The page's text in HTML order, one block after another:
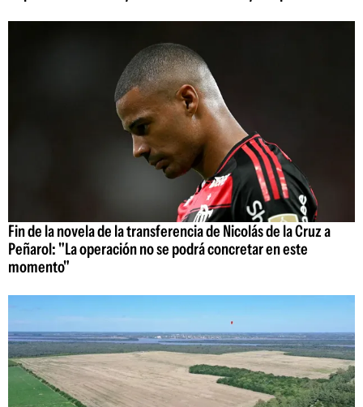
Fin de la novela de la transferencia de Nicolás de la Cruz a
Peñarol: "La operación no se podrá concretar en este
momento"